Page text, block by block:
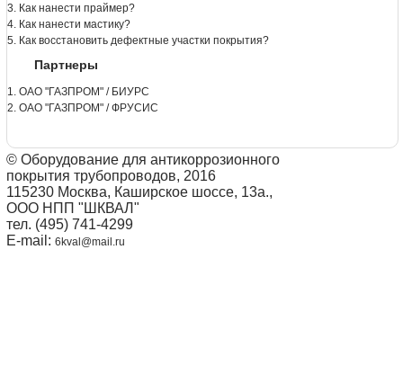
3. Как нанести праймер?
4. Как нанести мастику?
5. Как восстановить дефектные участки покрытия?
Партнеры
1. ОАО "ГАЗПРОМ" / БИУРС
2. ОАО "ГАЗПРОМ" / ФРУСИС
© Оборудование для антикоррозионного
покрытия трубопроводов, 2016
115230 Москва, Каширское шоссе, 13а.,
ООО НПП "ШКВАЛ"
тел. (495) 741-4299
E-mail: 6kval@mail.ru